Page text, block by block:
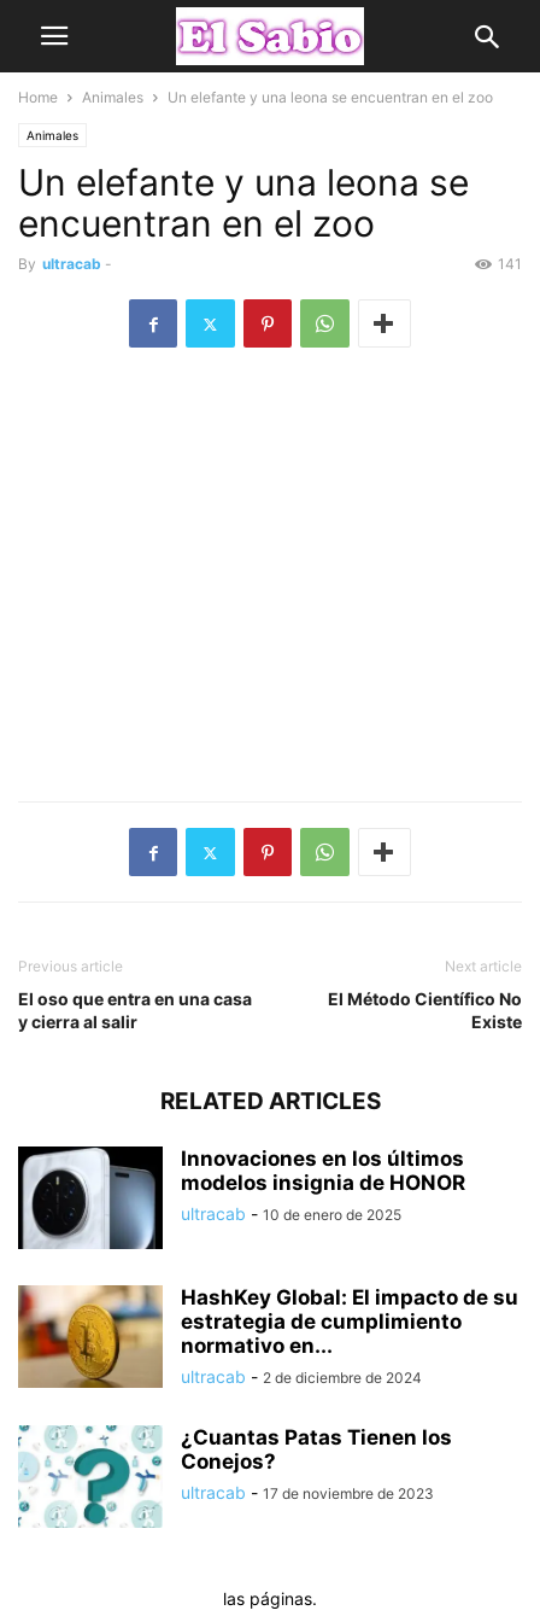
Home Animales Un elefante y una leona se encuentran en el zoo
Animales
Un elefante y una leona se
encuentran en el zoo
By ultracab - 141
Previous article
El oso que entra en una casa
y cierra al salir
Next article
El Método Científico No
Existe
RELATED ARTICLES
Innovaciones en los últimos
modelos insignia de HONOR
ultracab - 10 de enero de 2025
HashKey Global: El impacto de su
estrategia de cumplimiento
normativo en...
ultracab - 2 de diciembre de 2024
¿Cuantas Patas Tienen los
Conejos?
ultracab - 17 de noviembre de 2023
las páginas.